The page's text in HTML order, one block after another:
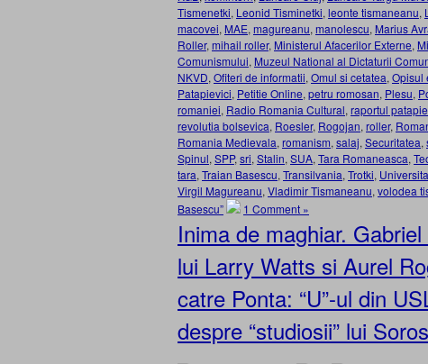
Tismenetki, Leonid Tisminetki, leonte tismaneanu,
macovei, MAE, magureanu, manolescu, Marius
Roller, mihail roller, Ministerul Afacerilor Externe,
Comunismului, Muzeul National al Dictaturii
NKVD, Ofiteri de informatii, Omul si cetatea, Opisul
Patapievici, Petitie Online, petru romosan, Plesu,
romaniei, Radio Romania Cultural, raportul
revolutia bolsevica, Roesler, Rogojan, roller,
Romania Medievala, romanism, salaj, Securitatea,
Spinul, SPP, sri, Stalin, SUA, Tara Romaneasca,
tara, Traian Basescu, Transilvania, Trotki,
Virgil Magureanu, Vladimir Tismaneanu, volodea
Basescu”
1 Comment »
Inima de maghiar.
lui Larry Watts si Aurel
catre Ponta: “U”-ul din
despre “studiosii” lui